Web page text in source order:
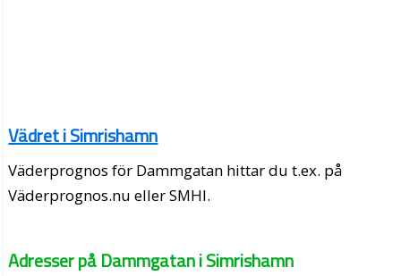
Vädret i Simrishamn
Väderprognos för Dammgatan hittar du t.ex. på
Väderprognos.nu eller SMHI.
Adresser på Dammgatan i Simrishamn